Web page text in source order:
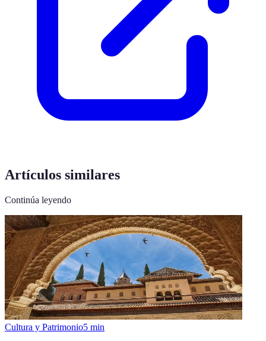
Artículos similares
Continúa leyendo
Cultura y Patrimonio5 min